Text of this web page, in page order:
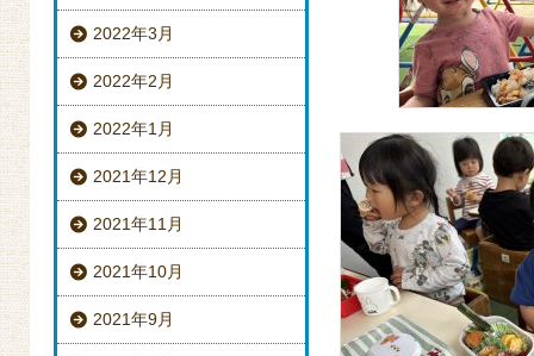
2022年3月
2022年2月
2022年1月
2021年12月
2021年11月
2021年10月
2021年9月